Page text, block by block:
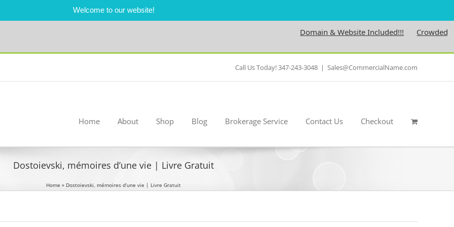
Welcome to our website!
Domain & Website Included!!!
Call Us Today! 347-243-3048 | Sales@CommercialName.com
Home About Shop Blog Brokerage Service Contact Us Checkout
Dostoievski, mémoires d’une vie | Livre Gratuit
Home » Dostoievski, mémoires d’une vie | Livre Gratuit